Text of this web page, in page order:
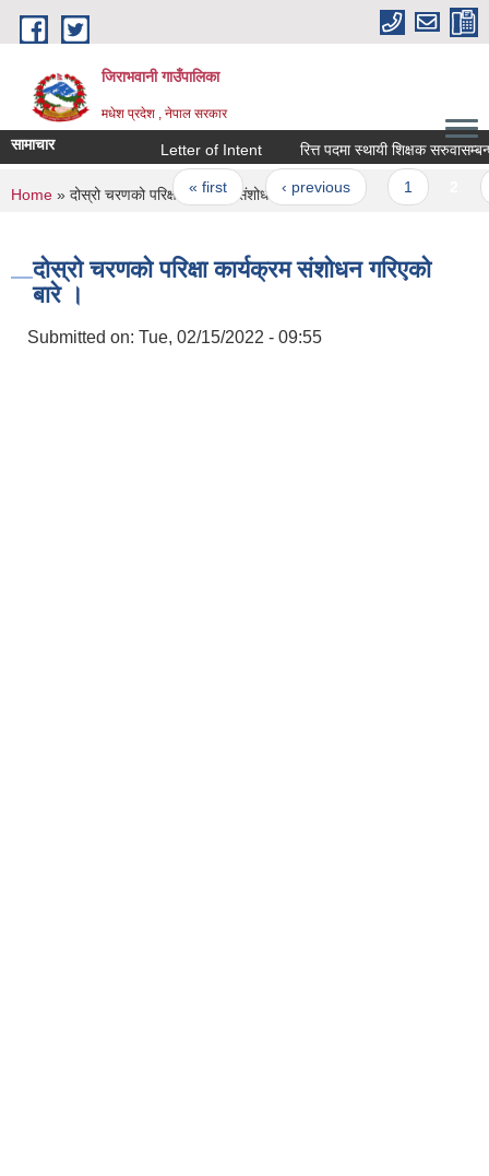
Skip to main content
जिराभवानी गाउँपालिका
मधेश प्रदेश , नेपाल सरकार
सामाचार Letter of Intent रित्त पदमा स्थायी शिक्षक सरुवासम्बन्धी
Pages
« first ‹ previous
You are here
Home » दोस्रो चरणको परिक्षा कार्यक्रम संशोधन गरिएको बारे ।
दोस्रो चरणको परिक्षा कार्यक्रम संशोधन गरिएको
बारे ।
Submitted on: Tue, 02/15/2022 - 09:55